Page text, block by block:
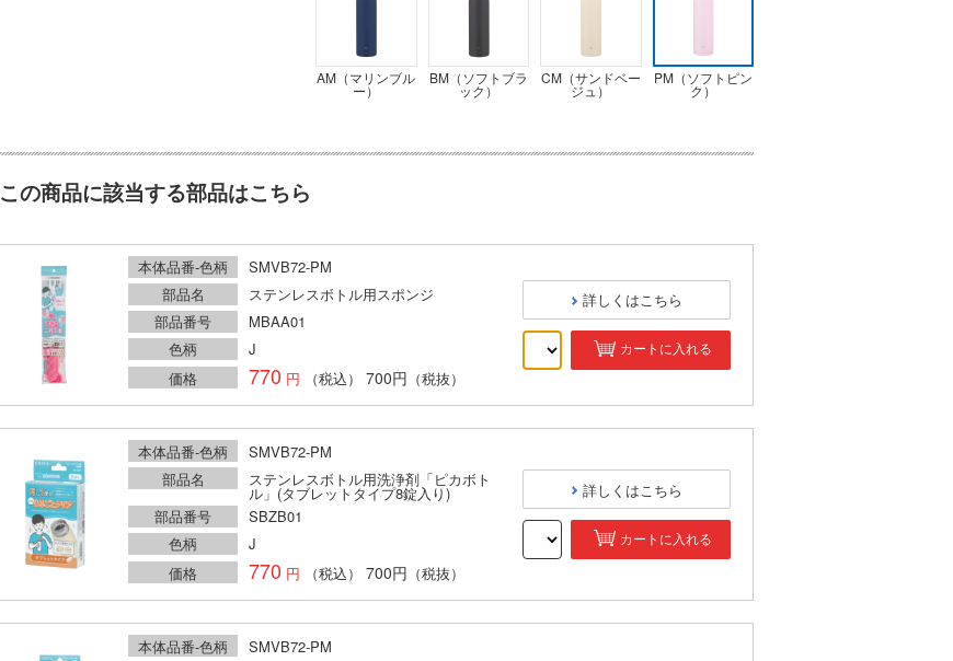
AM（マリンブル
ー）
BM（ソフトブラ
ック）
CM（サンドベー
ジュ）
PM（ソフトピン
ク）
この商品に該当する部品はこちら
本体品番-色柄
SMVB72-PM
部品名
ステンレスボトル用スポンジ
部品番号
MBAA01
色柄
J
価格
770 （税込） 700円 （税抜）
詳しくはこちら
カートに入れる
本体品番-色柄
SMVB72-PM
部品名
ステンレスボトル用洗浄剤「ピカボト
ル」(タブレットタイプ8錠入り)
部品番号
SBZB01
色柄
J
価格
770 （税込） 700円 （税抜）
詳しくはこちら
カートに入れる
本体品番-色柄
SMVB72-PM